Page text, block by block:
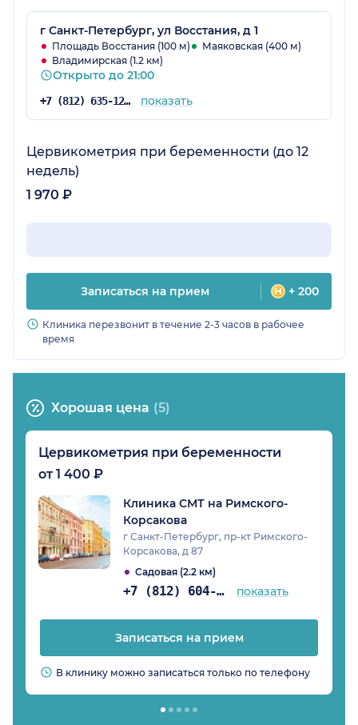
г Санкт-Петербург, ул Восстания, д 1
Площадь Восстания (100 м)
Маяковская (400 м)
Владимирская (1.2 км)
Открыто до 21:00
+7 (812) 635-12-57 показать
Цервикометрия при беременности (до 12
недель)
1 970 ₽
Записаться на прием + 200
Клиника перезвонит в течение 2-3 часов в рабочее
время
Хорошая цена (5)
Цервикометрия при беременности
от 1 400 ₽
Клиника СМТ на Римского-
Корсакова
г Санкт-Петербург, пр-кт Римского-
Корсакова, д 87
Садовая (2.2 км)
+7 (812) 604-21-68 показать
Записаться на прием
В клинику можно записаться только по телефону